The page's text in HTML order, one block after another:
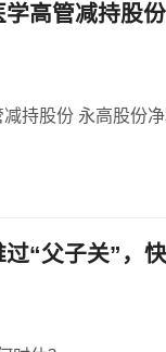
高管减持股
持股份 永高股份
“父子关”，